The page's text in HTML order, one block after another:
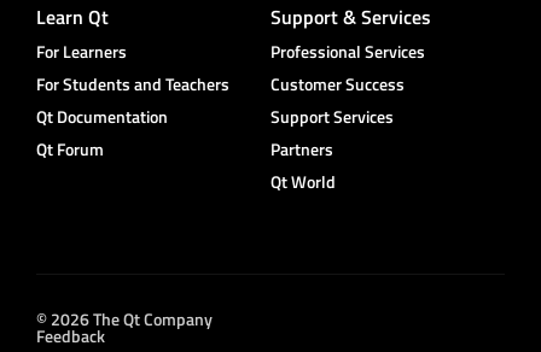
Learn Qt
For Learners
For Students and Teachers
Qt Documentation
Qt Forum
Support & Services
Professional Services
Customer Success
Support Services
Partners
Qt World
© 2026 The Qt Company
Feedback